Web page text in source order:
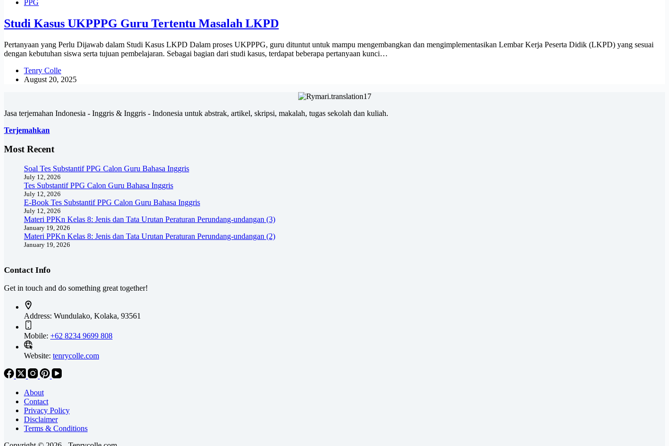
PPG
Studi Kasus UKPPPG Guru Tertentu Masalah LKPD
Pertanyaan yang Perlu Dijawab dalam Studi Kasus LKPD Dalam proses UKPPPG, guru dituntut untuk mampu mengembangkan dan mengimplementasikan Lembar Kerja Peserta Didik (LKPD) yang sesuai
dengan kebutuhan siswa serta tujuan pembelajaran. Sebagai bagian dari studi kasus, terdapat beberapa pertanyaan kunci…
Tenry Colle
August 20, 2025
Jasa terjemahan Indonesia - Inggris & Inggris - Indonesia untuk abstrak, artikel, skripsi, makalah, tugas sekolah dan kuliah.
Terjemahkan
Most Recent
Soal Tes Substantif PPG Calon Guru Bahasa Inggris
July 12, 2026
Tes Substantif PPG Calon Guru Bahasa Inggris
July 12, 2026
E-Book Tes Substantif PPG Calon Guru Bahasa Inggris
July 12, 2026
Materi PPKn Kelas 8: Jenis dan Tata Urutan Peraturan Perundang-undangan (3)
January 19, 2026
Materi PPKn Kelas 8: Jenis dan Tata Urutan Peraturan Perundang-undangan (2)
January 19, 2026
Contact Info
Get in touch and do something great together!
Address: Wundulako, Kolaka, 93561
Mobile: +62 8234 9699 808
Website: tenrycolle.com
About
Contact
Privacy Policy
Disclaimer
Terms & Conditions